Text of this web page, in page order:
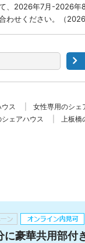
、2026年7月-2026年
わせください。（
ス 女性専用のシェ
ェアハウス 上板橋
豪華共用部付